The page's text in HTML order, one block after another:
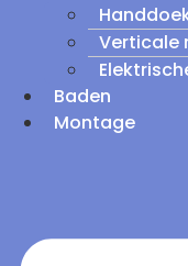
Verticale
Baden
Montage